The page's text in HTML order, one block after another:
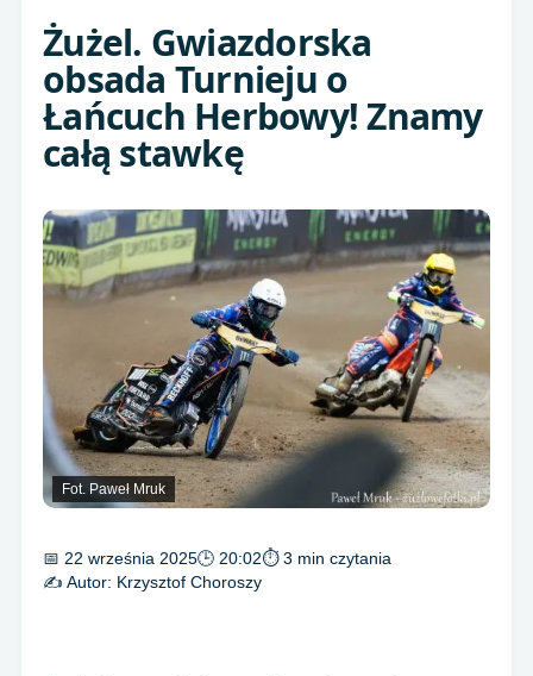
Żużel. Gwiazdorska
obsada Turnieju o
Łańcuch Herbowy! Znamy
całą stawkę
Fot. Paweł Mruk
📅 22 września 2025🕒 20:02⏱ 3 min czytania
✍️ Autor: Krzysztof Choroszy